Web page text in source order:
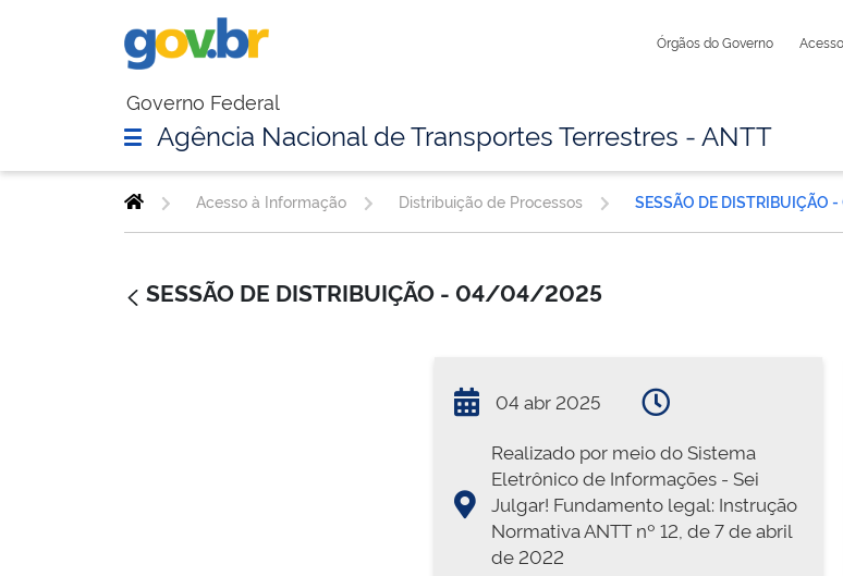
Órgãos do Governo
Governo Federal
Agência Nacional de Transportes Terrestres - ANTT
Acesso à Informação Distribuição de Processos
SESSÃO DE DISTRIBUIÇÃO - 04/04/2025
04 abr 2025
Realizado por meio do Sistema
Eletrônico de Informações - Sei
Julgar! Fundamento legal: Instrução
Normativa ANTT nº 12, de 7 de abril
de 2022